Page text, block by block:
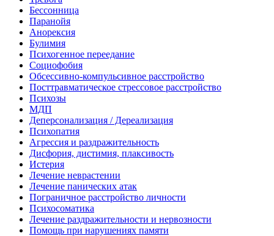
Бессонница
Паранойя
Анорексия
Булимия
Психогенное переедание
Социофобия
Обсессивно-компульсивное расстройство
Посттравматическое стрессовое расстройство
Психозы
МДП
Деперсонализация / Дереализация
Психопатия
Агрессия и раздражительность
Дисфория, дистимия, плаксивость
Истерия
Лечение неврастении
Лечение панических атак
Пограничное расстройство личности
Психосоматика
Лечение раздражительности и нервозности
Помощь при нарушениях памяти